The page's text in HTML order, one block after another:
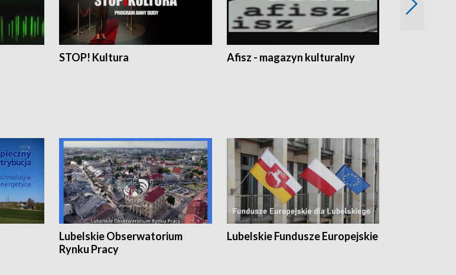
STOP! Kultura Afisz - magazyn kulturalny
Lubelskie Obserwatorium
Rynku Pracy
Lubelskie Fundusze Europejskie